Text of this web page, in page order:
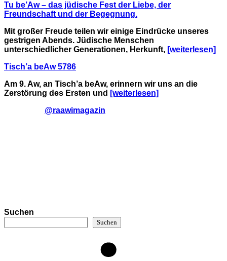
Tu be’Aw – das jüdische Fest der Liebe, der
Freundschaft und der Begegnung.
Mit großer Freude teilen wir einige Eindrücke unseres
gestrigen Abends. Jüdische Menschen
unterschiedlicher Generationen, Herkunft, [weiterlesen]
Tisch’a beAw 5786
Am 9. Aw, an Tisch’a beAw, erinnern wir uns an die
Zerstörung des Ersten und [weiterlesen]
@raawimagazin
Suchen
Suchen